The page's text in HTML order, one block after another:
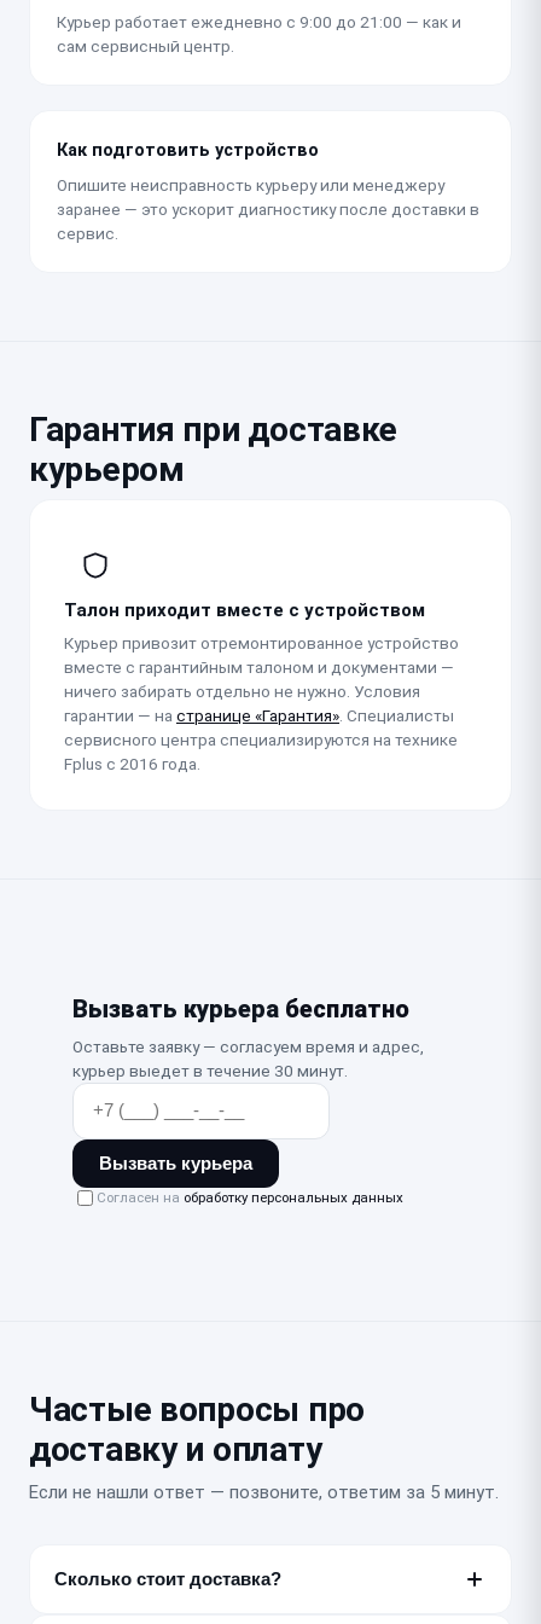
Курьер работает ежедневно с 9:00 до 21:00 — как и
сам сервисный центр.
Как подготовить устройство
Опишите неисправность курьеру или менеджеру
заранее — это ускорит диагностику после доставки в
сервис.
Гарантия при доставке
курьером
Талон приходит вместе с устройством
Курьер привозит отремонтированное устройство
вместе с гарантийным талоном и документами —
ничего забирать отдельно не нужно. Условия
гарантии — на странице «Гарантия» . Специалисты
сервисного центра специализируются на технике
Fplus с 2016 года.
Вызвать курьера бесплатно
Оставьте заявку — согласуем время и адрес,
курьер выедет в течение 30 минут.
Вызвать курьера
Согласен на обработку персональных данных
Частые вопросы про
доставку и оплату
Если не нашли ответ — позвоните, ответим за 5 минут.
Сколько стоит доставка?